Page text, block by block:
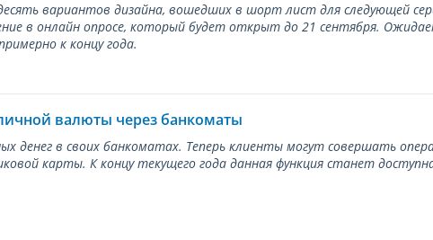
вариантов дизайна, вошедших в шорт лист для следующей
в онлайн опросе, который будет открыт до 21 сентября.
к концу года.
валюты через банкоматы
денег в своих банкоматах. Теперь клиенты могут совершать
карты. К концу текущего года данная функция станет